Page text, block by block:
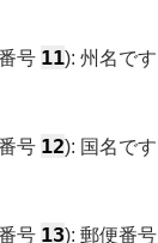
号 11): 州名です
号 12): 国名です
号 13): 郵便番